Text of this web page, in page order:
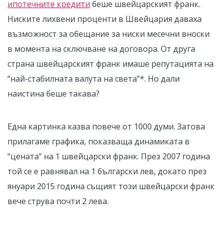
ипотечните кредити беше швейцарският франк.
Ниските лихвени проценти в Швейцария даваха
възможност за обещание за ниски месечни вноски
в момента на сключване на договора. От друга
страна швейцарският франк имаше репутацията на
“най-стабилната валута на света”*. Но дали
наистина беше такава?
Една картинка казва повече от 1000 думи. Затова
прилагаме графика, показваща динамиката в
“цената” на 1 швейцарски франк. През 2007 година
той се е равнявал на 1 български лев, докато през
януари 2015 година същият този швейцарски франк
вече струва почти 2 лева.